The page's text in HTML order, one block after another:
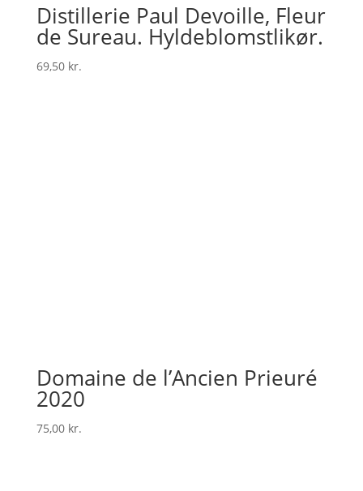
Distillerie Paul Devoille, Fleur
de Sureau. Hyldeblomstlikør.
69,50 kr.
Domaine de l’Ancien Prieuré
2020
75,00 kr.